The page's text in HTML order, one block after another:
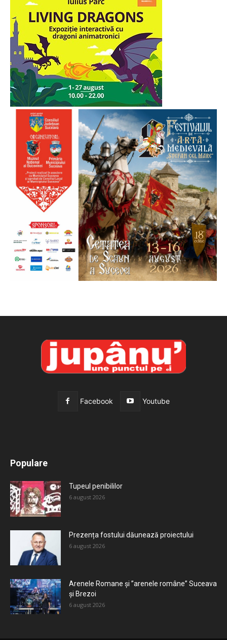
Facebook Youtube
Populare
Tupeul penibililor
6 august 2026
Prezența fostului dăunează proiectului
6 august 2026
Arenele Romane și ”arenele române” Suceava
și Brezoi
6 august 2026